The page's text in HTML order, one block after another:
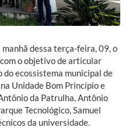
manhã dessa terça-feira, 09, o
o objetivo de articular
ecossistema municipal de
Unidade Bom Princípio e
da Patrulha, Antônio
Tecnológico, Samuel
da universidade.